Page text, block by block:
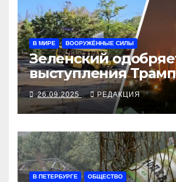
В МИРЕ ВООРУЖЁННЫЕ СИЛЫ
Зеленский
выступления
закрыли
рубеж
26.09.2025 РЕДАКЦИЯ
В ПЕТЕРБУРГЕ ОБЩЕСТВО